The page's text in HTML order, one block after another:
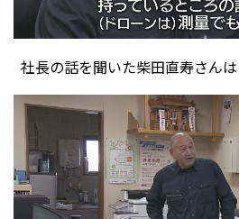
社長の話を聞いた柴田直寿さん